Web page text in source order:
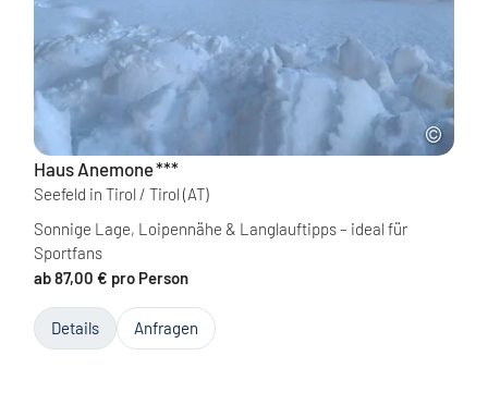
Haus Anemone***
Seefeld in Tirol / Tirol (AT)
Sonnige Lage, Loipennähe & Langlauftipps – ideal für
Sportfans
ab 87,00 € pro Person
Details Anfragen